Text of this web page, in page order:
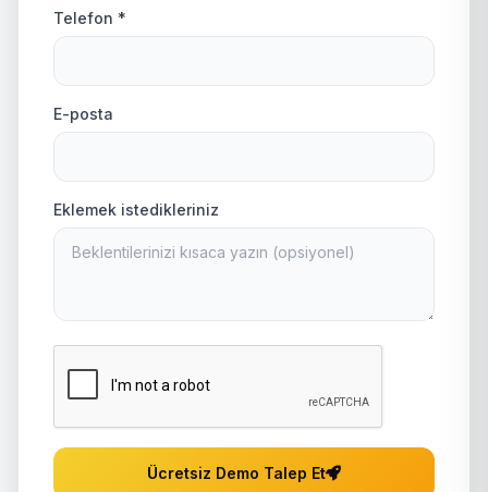
Telefon *
E-posta
Eklemek istedikleriniz
Ücretsiz Demo Talep Et